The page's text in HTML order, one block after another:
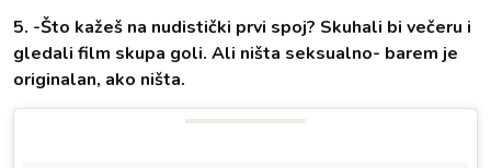
5. -Što kažeš na nudistički prvi spoj? Skuhali bi večeru i
gledali film skupa goli. Ali ništa seksualno- barem je
originalan, ako ništa.